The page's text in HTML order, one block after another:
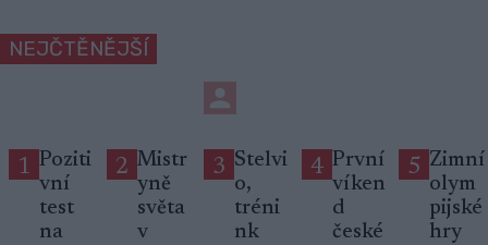
NEJČTĚNĚJŠÍ
1 Poziti
vní
test
na
2 Mistr
yně
světa
v
3 Stelvi
o,
tréni
nk
4 První
víken
d
české
5 Zimní
olym
pijské
hry